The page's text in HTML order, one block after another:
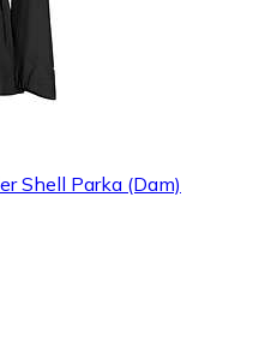
Shell Parka (Dam)